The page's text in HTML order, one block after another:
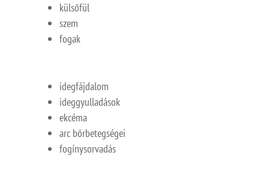
külsőfül
szem
fogak
idegfájdalom
ideggyulladások
ekcéma
arc bőrbetegségei
fogínysorvadás